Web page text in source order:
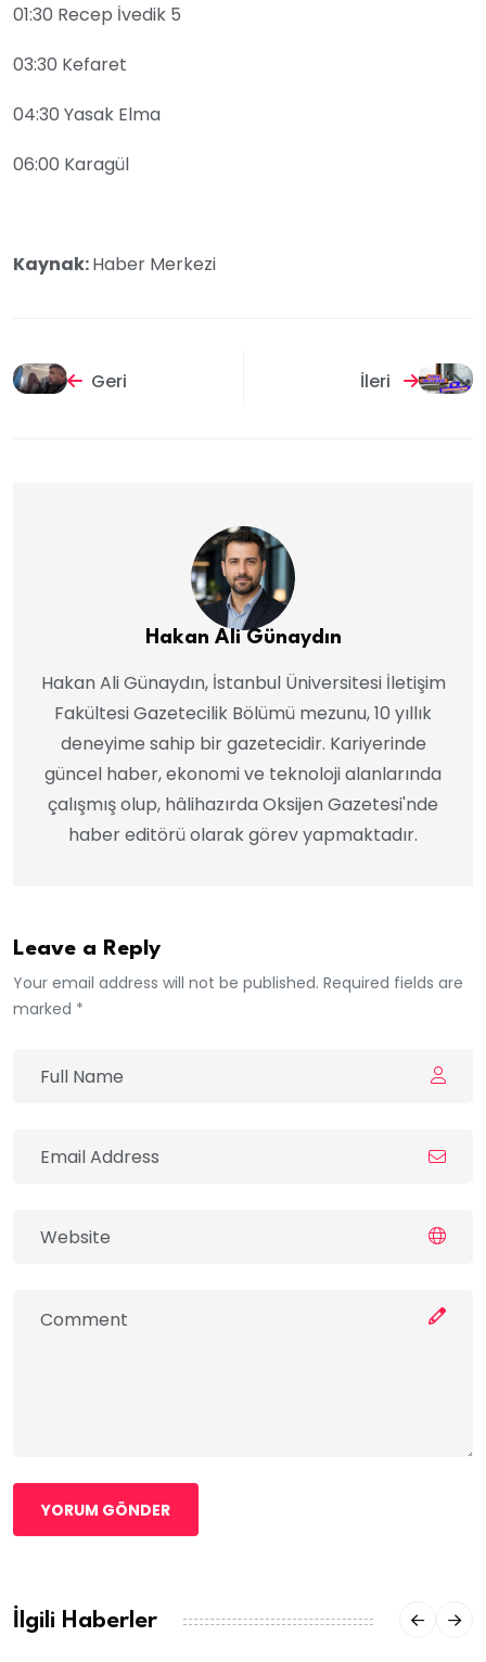
01:30 Recep İvedik 5
03:30 Kefaret
04:30 Yasak Elma
06:00 Karagül
Kaynak:Haber Merkezi
Geri İleri
Hakan Ali Günaydın
Hakan Ali Günaydın, İstanbul Üniversitesi İletişim
Fakültesi Gazetecilik Bölümü mezunu, 10 yıllık
deneyime sahip bir gazetecidir. Kariyerinde
güncel haber, ekonomi ve teknoloji alanlarında
çalışmış olup, hâlihazırda Oksijen Gazetesi'nde
haber editörü olarak görev yapmaktadır.
Leave a Reply
Your email address will not be published. Required fields are
marked *
YORUM GÖNDER
İlgili Haberler